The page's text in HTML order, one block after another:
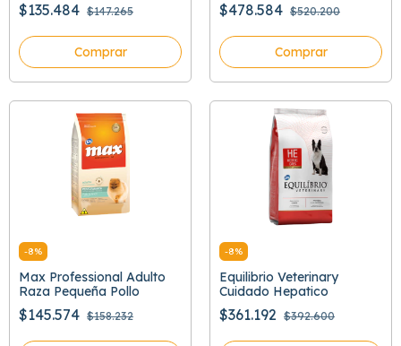
$135.484 $147.265
Comprar
$478.584 $520.200
Comprar
-8%
Max Professional Adulto
Raza Pequeña Pollo
$145.574 $158.232
-8%
Equilibrio Veterinary
Cuidado Hepatico
$361.192 $392.600